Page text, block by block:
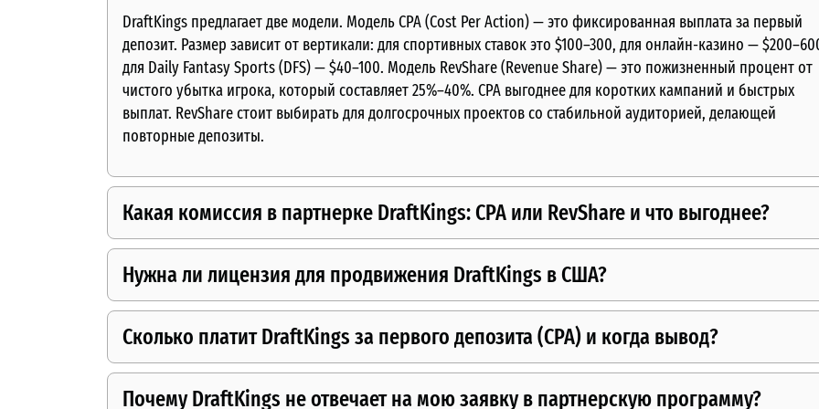
DraftKings предлагает две модели. Модель CPA (Cost Per Action) — это фиксированная выплата за первый
депозит. Размер зависит от вертикали: для спортивных ставок это $100–300, для онлайн-казино —
для Daily Fantasy Sports (DFS) — $40–100. Модель RevShare (Revenue Share) — это пожизненный процент от
чистого убытка игрока, который составляет 25%–40%. CPA выгоднее для коротких кампаний и быстрых
выплат. RevShare стоит выбирать для долгосрочных проектов со стабильной аудиторией, делающей
повторные депозиты.
Какая комиссия в партнерке DraftKings: CPA или RevShare и что выгоднее?
Нужна ли лицензия для продвижения DraftKings в США?
Сколько платит DraftKings за первого депозита (CPA) и когда вывод?
Почему DraftKings не отвечает на мою заявку в партнерскую программу?